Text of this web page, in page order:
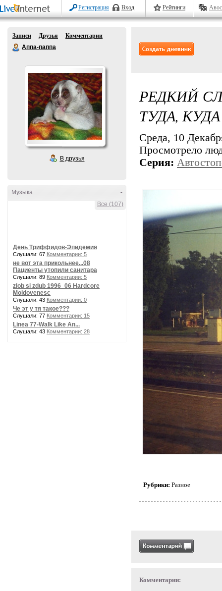
Регистрация Вход Рейтинги
Записи Друзья
Комментарии
Аппа-паппа
В друзья
-
Музыка
Все (107)
День Триффидов-Эпидемия
Слушали: 67 Комментарии: 5
не вот эта прикольнее...08
Пациенты утопили санитара
Слушали: 89 Комментарии: 5
zlob si zdub 1996_06 Hardcore
Moldovenesc
Слушали: 43 Комментарии: 0
Че эт у тя такое???
Слушали: 77 Комментарии: 15
Linea 77-Walk Like An...
Слушали: 43 Комментарии: 28
РЕДКИЙ
ТУДА,
Среда, 10
Просмотрело
Серия:
Рубрики: Разное
Комментарии: